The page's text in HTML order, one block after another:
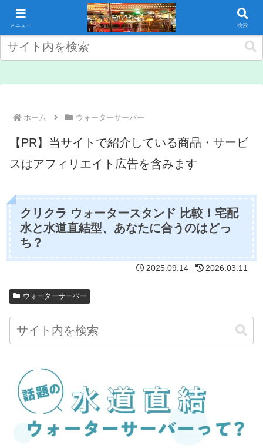
コンテンツへスキップ
ホーム ウォーターサーバー
【PR】当サイトで紹介している商品・サービ
スはアフィリエイト広告を含みます
クリクラ ウォータースタンド 比較！宅配
水と水道直結型、あなたに合うのはどっ
ち？
2025.09.14 2026.03.11
ウォーターサーバー
メニュー 検索